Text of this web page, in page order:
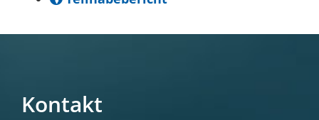
Kontakt